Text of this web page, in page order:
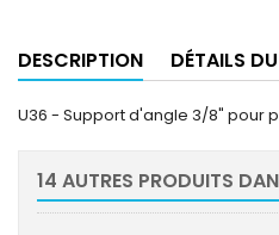
DESCRIPTION DÉTAILS
U36 - Support d'angle 3/8" pour
14 AUTRES PRODUITS